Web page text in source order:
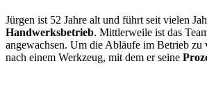
Jürgen ist 52 Jahre alt und führt seit vielen
Handwerksbetrieb. Mittlerweile ist das
angewachsen. Um die Abläufe im Betrieb zu
nach einem Werkzeug, mit dem er seine